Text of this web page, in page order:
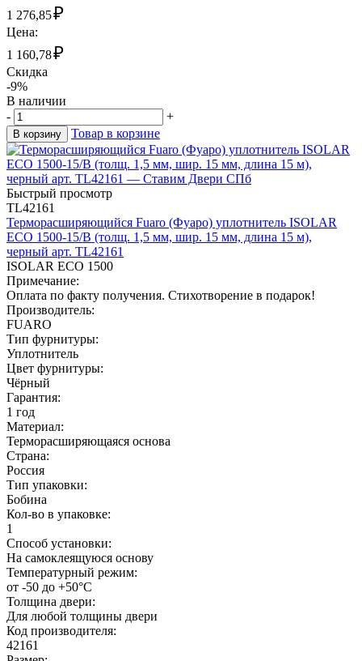
1 276,85₽
Цена:
1 160,78₽
Скидка
-9%
В наличии
-
+
В корзину Товар в корзине
Быстрый просмотр
TL42161
Терморасширяющийся Fuaro (Фуаро) уплотнитель ISOLAR
ECO 1500-15/B (толщ. 1,5 мм, шир. 15 мм, длина 15 м),
черный арт. TL42161
ISOLAR ECO 1500
Примечание:
Оплата по факту получения. Стихотворение в подарок!
Производитель:
FUARO
Тип фурнитуры:
Уплотнитель
Цвет фурнитуры:
Чёрный
Гарантия:
1 год
Материал:
Терморасширяющаяся основа
Страна:
Россия
Тип упаковки:
Бобина
Кол-во в упаковке:
1
Способ установки:
На самоклеящуюся основу
Температурный режим:
от -50 до +50°С
Толщина двери:
Для любой толщины двери
Код производителя:
42161